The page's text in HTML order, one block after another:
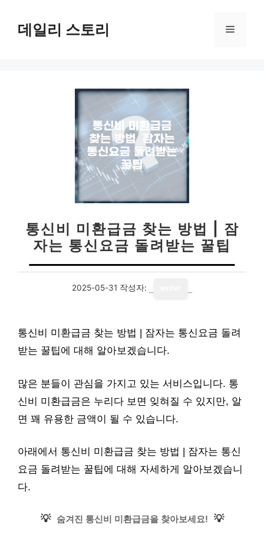
데일리 스토리 메
통신비 미환급금 찾는 방법 | 잠
자는 통신요금 돌려받는 꿀팁
2025-05-31 작성자:
통신비 미환급금 찾는 방법 | 잠자는 통신요금 돌려
받는 꿀팁에 대해 알아보겠습니다.
많은 분들이 관심을 가지고 있는 서비스입니다. 통
신비 미환급금은 누리다 보면 잊혀질 수 있지만, 알
면 꽤 유용한 금액이 될 수 있습니다.
아래에서 통신비 미환급금 찾는 방법 | 잠자는 통신
요금 돌려받는 꿀팁에 대해 자세하게 알아보겠습니
다.
💡 숨겨진 통신비 미환급금을 찾아보세요! 💡